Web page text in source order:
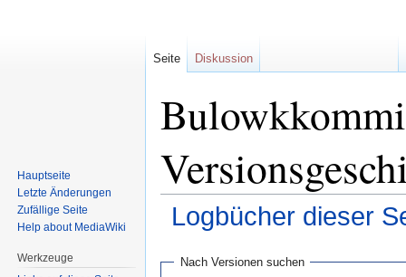
Logbücher dieser
Nach Versionen suchen
Seite Diskussion
Hauptseite
Letzte Änderungen
Zufällige Seite
Help about MediaWiki
Werkzeuge